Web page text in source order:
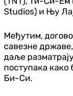
Studios) и Њу
Међутим,
савезне
даље
поступака
Би-Си.